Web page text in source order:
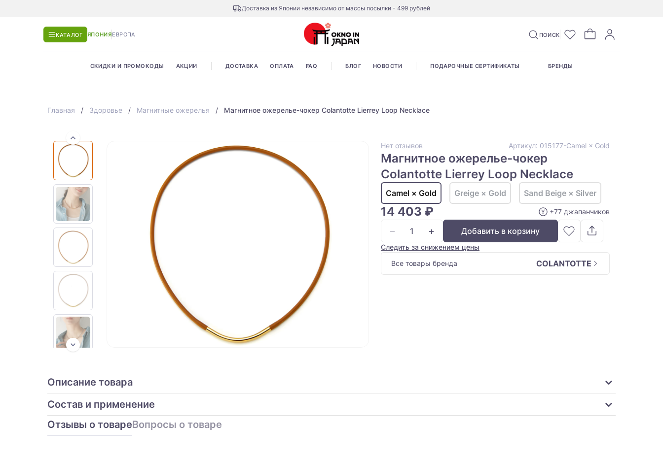
Доставка из Японии независимо от массы посылки - 499 рублей
КАТАЛОГ ЯПОНИЯЕВРОПА ПОИСК
СКИДКИ И ПРОМОКОДЫ АКЦИИ ДОСТАВКА ОПЛАТА FAQ БЛОГ НОВОСТИ ПОДАРОЧНЫЕ СЕРТИФИКАТЫ БРЕНДЫ
Главная Здоровье Магнитные ожерелья Магнитное ожерелье-чокер Colantotte Lierrey Loop Necklace
Нет отзывов Артикул: 015177-Camel × Gold
Магнитное ожерелье-чокер
Colantotte Lierrey Loop Necklace
Camel × Gold Greige × Gold Sand Beige × Silver
14 403 ₽ +77 джапанчиков
− + Добавить в корзину
Следить за снижением цены
Все товары бренда
COLANTOTTE
Описание товара
Состав и применение
Отзывы о товареВопросы о товаре